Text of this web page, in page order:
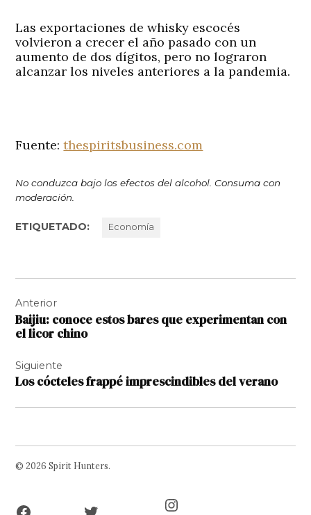
Las exportaciones de whisky escocés
volvieron a crecer el año pasado con un
aumento de dos dígitos, pero no lograron
alcanzar los niveles anteriores a la pandemia.
Fuente:thespiritsbusiness.com
No conduzca bajo los efectos del alcohol. Consuma con
moderación.
ETIQUETADO: Economía
de
entradas
Anterior
Baijiu: conoce estos bares que experimentan con
el licor chino
Siguiente
Los cócteles frappé imprescindibles del verano
© 2026 Spirit Hunters.